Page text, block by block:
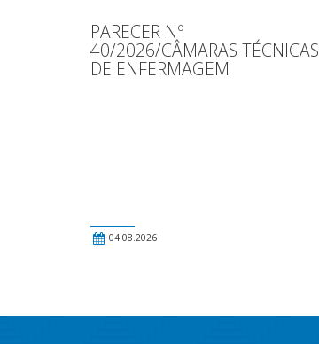
PARECER Nº
40/2026/CÂMARAS TÉCNICAS
DE ENFERMAGEM
04.08.2026